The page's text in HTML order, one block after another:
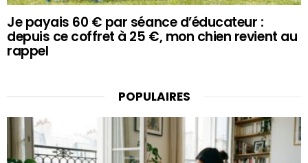
Je payais 60 € par séance d’éducateur :
depuis ce coffret à 25 €, mon chien revient au
rappel
POPULAIRES